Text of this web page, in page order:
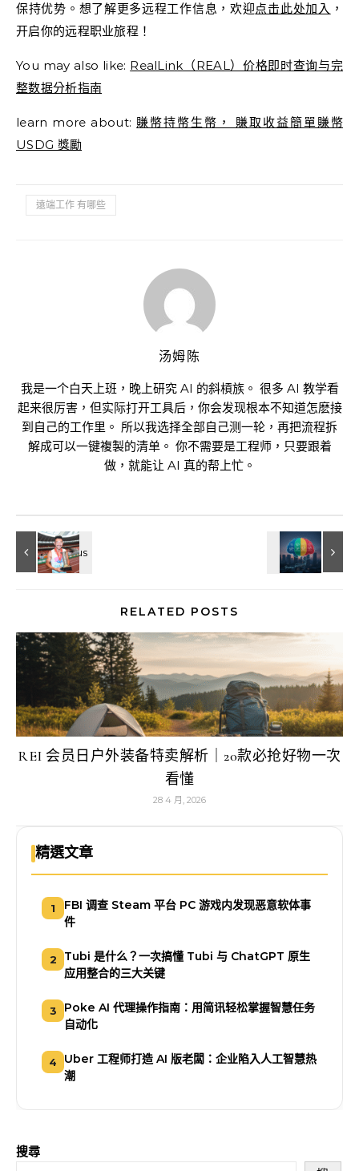
保持优势。想了解更多远程工作信息，欢迎点击此处加入 ，
开启你的远程职业旅程！
You may also like: RealLink（REAL）价格即时查询与完
整数据分析指南
learn more about: 賺幣持幣生幣， 賺取收益簡單賺幣
USDG 獎勵
遠端工作 有哪些
汤姆陈
我是一个白天上班，晚上研究 AI 的斜槓族。 很多 AI 教学看
起来很厉害，但实际打开工具后，你会发现根本不知道怎麽接
到自己的工作里。 所以我选择全部自己测一轮，再把流程拆
解成可以一键複製的清单。 你不需要是工程师，只要跟着
做，就能让 AI 真的帮上忙。
RELATED POSTS
REI 会员日户外装备特卖解析｜20款必抢好物一次
看懂
28 4 月, 2026
精選文章
1
FBI 调查 Steam 平台 PC 游戏内发现恶意软体事
件
2
Tubi 是什么？一次搞懂 Tubi 与 ChatGPT 原生
应用整合的三大关键
3
Poke AI 代理操作指南：用简讯轻松掌握智慧任务
自动化
4
Uber 工程师打造 AI 版老闆：企业陷入人工智慧热
潮
搜尋